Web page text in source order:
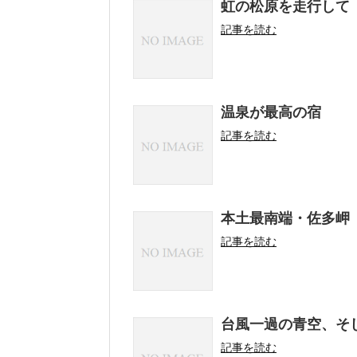
虹の松原を走行して
記事を読む
温泉が最高の宿
記事を読む
本土最南端・佐多岬
記事を読む
台風一過の青空、
記事を読む